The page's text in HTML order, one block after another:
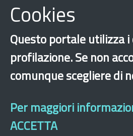
Formazione e tirocini
Cookies
Questo portale utilizza
profilazione. Se non
comunque scegliere di
Per maggiori
ACCETTA